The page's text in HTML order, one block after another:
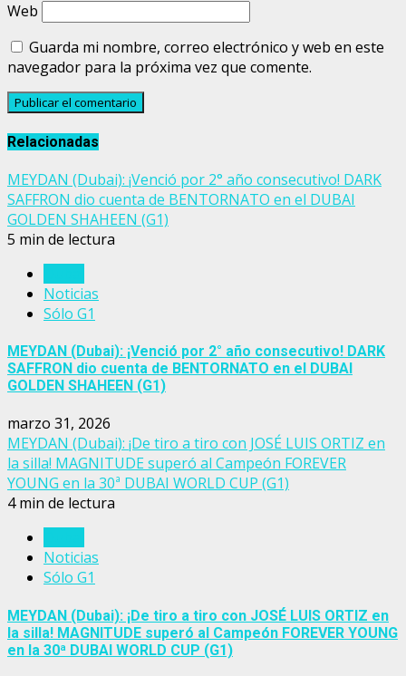
Web
Guarda mi nombre, correo electrónico y web en este
navegador para la próxima vez que comente.
Relacionadas
MEYDAN (Dubai): ¡Venció por 2° año consecutivo! DARK
SAFFRON dio cuenta de BENTORNATO en el DUBAI
GOLDEN SHAHEEN (G1)
5 min de lectura
Noticias
Sólo G1
MEYDAN (Dubai): ¡Venció por 2° año consecutivo! DARK
SAFFRON dio cuenta de BENTORNATO en el DUBAI
GOLDEN SHAHEEN (G1)
marzo 31, 2026
MEYDAN (Dubai): ¡De tiro a tiro con JOSÉ LUIS ORTIZ en
la silla! MAGNITUDE superó al Campeón FOREVER
YOUNG en la 30ª DUBAI WORLD CUP (G1)
4 min de lectura
Noticias
Sólo G1
MEYDAN (Dubai): ¡De tiro a tiro con JOSÉ LUIS ORTIZ en
la silla! MAGNITUDE superó al Campeón FOREVER YOUNG
en la 30ª DUBAI WORLD CUP (G1)